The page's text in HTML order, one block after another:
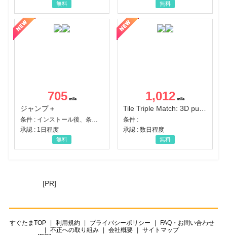
無料 無料
705
ジャンプ＋
承認 : 1日程度
無料
1,012
条件 :
承認 : 数日程度
無料
[PR]
すぐたまTOP 利用規約 プライバシーポリシー
FAQ・お問い合わせ
不正への取り組み
会社概要 サイトマップ